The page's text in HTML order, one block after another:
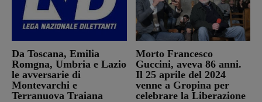
Da Toscana, Emilia
Romgna, Umbria e Lazio
le avversarie di
Montevarchi e
Terranuova Traiana
Morto Francesco
Guccini, aveva 86 anni.
Il 25 aprile del 2024
venne a Gropina per
celebrare la Liberazione